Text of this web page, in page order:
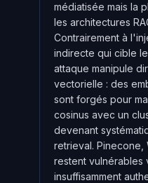
médiatisée mais la
les architectures
Contrairement à
indirecte qui cible
attaque manipule
vectorielle : des
sont forgés pour
cosinus avec un
devenant
retrieval. Pinecone,
restent vulnérables
insuffisamment